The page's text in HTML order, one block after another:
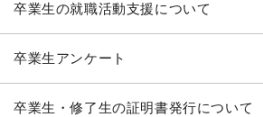
卒業生の就職活動支援について
卒業生アンケート
卒業生・修了生の証明書発行について